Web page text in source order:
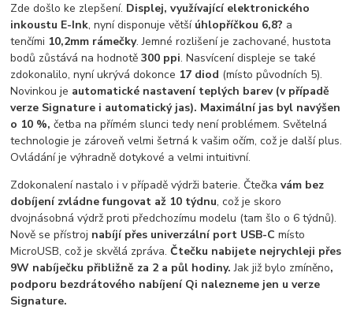
Zde došlo ke zlepšení. Displej, využívající elektronického
inkoustu E-Ink, nyní disponuje větší úhlopříčkou 6,8? a
tenčími 10,2mm rámečky. Jemné rozlišení je zachované, hustota
bodů zůstává na hodnotě300 ppi. Nasvícení displeje se také
zdokonalilo, nyní ukrývá dokonce 17 diod (místo původních 5).
Novinkou je automatické nastavení teplých barev (v případě
verze Signature i automatický jas). Maximální jas byl navýšen
o 10 %, četba na přímém slunci tedy není problémem. Světelná
technologie je zároveň velmi šetrná k vašim očím, což je další plus.
Ovládání je výhradně dotykové a velmi intuitivní.
Zdokonalení nastalo i v případě výdrži baterie. Čtečkavám bez
dobíjení zvládne fungovat až 10 týdnu, což je skoro
dvojnásobná výdrž proti předchozímu modelu (tam šlo o 6 týdnů).
Nově se přístroj nabíjí přes univerzální port USB-Cmísto
MicroUSB, což je skvělá zpráva.Čtečku nabijete nejrychleji přes
9W nabíječku přibližně za 2 a půl hodiny. Jak již bylo zmíněno,
podporu bezdrátového nabíjení Qi nalezneme jen u verze
Signature.